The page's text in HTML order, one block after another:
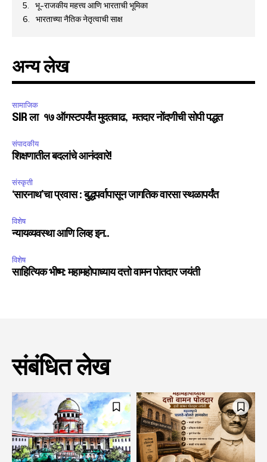
भू-राजकीय महत्त्व आणि भारताची भूमिका
भारताच्या नैतिक नेतृत्वाची साक्ष
अन्य लेख
सामाजिक
SIR ला १७ ऑगस्टपर्यंत मुदतवाढ, मतदार नोंदणीची सोपी पद्धत
संपादकीय
शिक्षणातील बदलांचे आनंदवारे!
संस्कृती
‘सारनाथ’चा प्रवास : बुद्धपर्वापासून जागतिक वारसा स्थळापर्यंत
विशेष
न्यायव्यवस्था आणि लिव्ह इन..
विशेष
साहित्यिक भीष्म: महामहोपाध्याय दत्तो वामन पोतदार जयंती
संबंधित लेख